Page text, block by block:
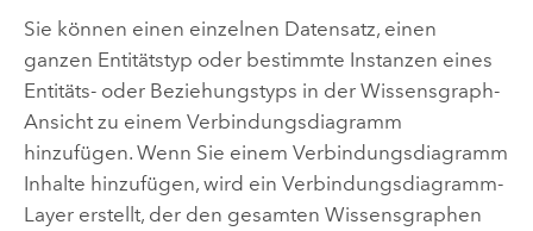
Sie können einen einzelnen Datensatz, einen
ganzen Entitätstyp oder bestimmte Instanzen eines
Entitäts- oder Beziehungstyps in der Wissensgraph-
Ansicht zu einem Verbindungsdiagramm
hinzufügen. Wenn Sie einem Verbindungsdiagramm
Inhalte hinzufügen, wird ein Verbindungsdiagramm-
Layer erstellt, der den gesamten Wissensgraphen